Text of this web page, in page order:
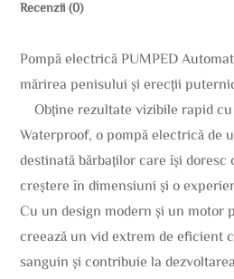
Recenzii (0)
Pompă electrică PUMPED
mărirea penisului și erecții
Obține rezultate vizibile rapid cu
Waterproof, o pompă electrică de
destinată bărbaților care își doresc
creștere în dimensiuni și o
Cu un design modern și un motor
creează un vid extrem de eficient
sanguin și contribuie la